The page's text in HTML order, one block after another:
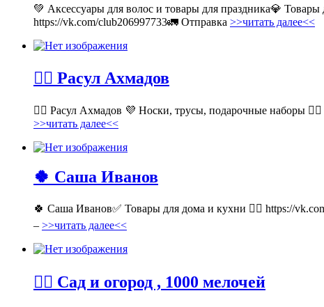
💚 Аксессуары для волос и товары для праздника💎
https://vk.com/club206997733🚛 Отправка >>читать далее<<
💁‍♂ Расул Ахмадов
💁‍♂ Расул Ахмадов 💜 Носки, трусы, подарочные наборы
>>читать далее<<
🍀 Саша Иванов
🍀 Саша Иванов✅ Товары для дома и кухни 👉🏻 https://
– >>читать далее<<
💁‍♂ Сад и огород , 1000 мелочей